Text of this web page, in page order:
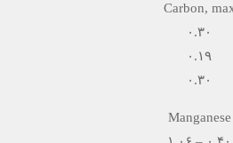
Carbon,
۰.۳۰
۰.۱۹
۰.۳۰
Manganese